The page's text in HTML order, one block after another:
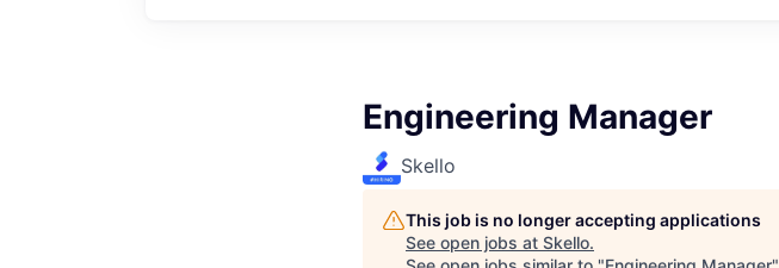
Engineering Manager
Skello
This job is no longer accepting applications
See open jobs at Skello.